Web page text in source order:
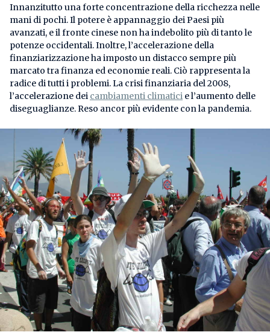
Innanzitutto una forte concentrazione della ricchezza nelle
mani di pochi. Il potere è appannaggio dei Paesi più
avanzati, e il fronte cinese non ha indebolito più di tanto le
potenze occidentali. Inoltre, l’accelerazione della
finanziarizzazione ha imposto un distacco sempre più
marcato tra finanza ed economie reali. Ciò rappresenta la
radice di tutti i problemi. La crisi finanziaria del 2008,
l’accelerazione dei cambiamenti climatici e l’aumento delle
diseguaglianze. Reso ancor più evidente con la pandemia.